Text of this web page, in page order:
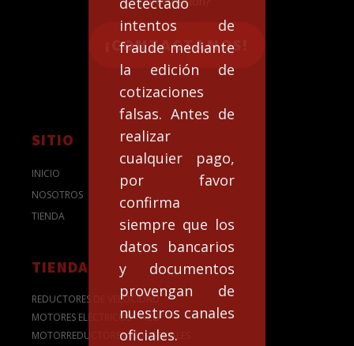
intentos de
fraude mediante
la edición de
cotizaciones
falsas. Antes de
realizar
cualquier pago,
por favor
confirma
siempre que los
datos bancarios
y documentos
provengan de
nuestros canales
oficiales.
¡CONTACTANOS!
SITIO
INICIO
NOSOTROS
TIENDA
TIENDA
REDUCTORES DE VELOCIDAD
MOTORES ELÉCTRICOS - WEG
MOTORREDUCTORES INDUSTRIALES